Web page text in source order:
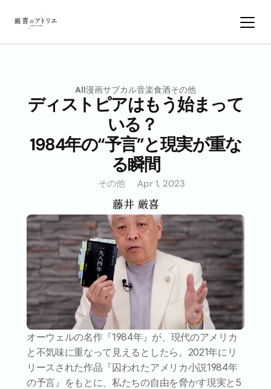
All漫画サブカル音楽食酒その他
ディストピアはもう始まって
いる？
1984年の“予言”と現実が重な
る瞬間
その他 Apr 1, 2023
藤井 厳喜
オーウェルの名作『1984年』が、現代のアメリカ
と不気味に重なって見えるとしたら。2021年にリ
リースされた作品『囚われたアメリカ小説1984年
の予言』をもとに、私たちの自由を脅かす現実と5